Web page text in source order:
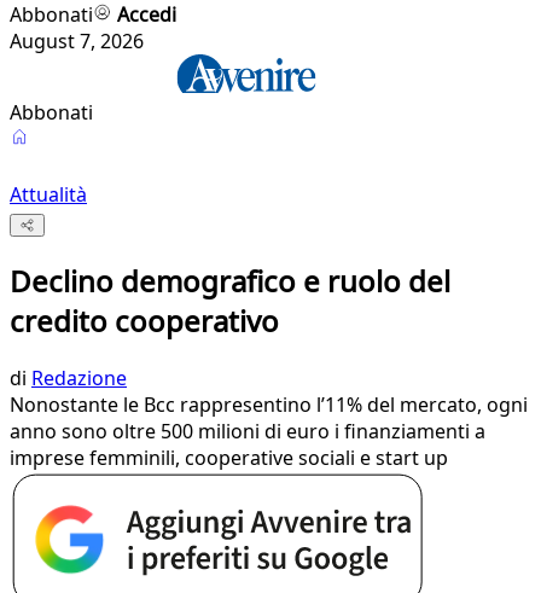
Abbonati
Accedi
August 7, 2026
Abbonati
Attualità
Declino demografico e ruolo del
credito cooperativo
di Redazione
Nonostante le Bcc rappresentino l’11% del mercato, ogni
anno sono oltre 500 milioni di euro i finanziamenti a
imprese femminili, cooperative sociali e start up